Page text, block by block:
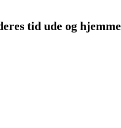
tid ude og hjemme